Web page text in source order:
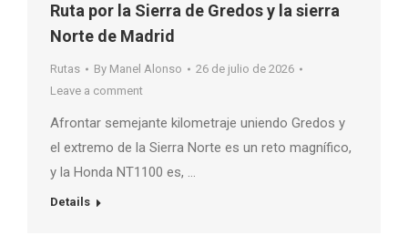
Ruta por la Sierra de Gredos y la sierra
Norte de Madrid
Rutas By Manel Alonso
26 de julio de 2026
Leave a comment
Afrontar semejante kilometraje uniendo Gredos y
el extremo de la Sierra Norte es un reto magnífico,
y la Honda NT1100 es, …
Details